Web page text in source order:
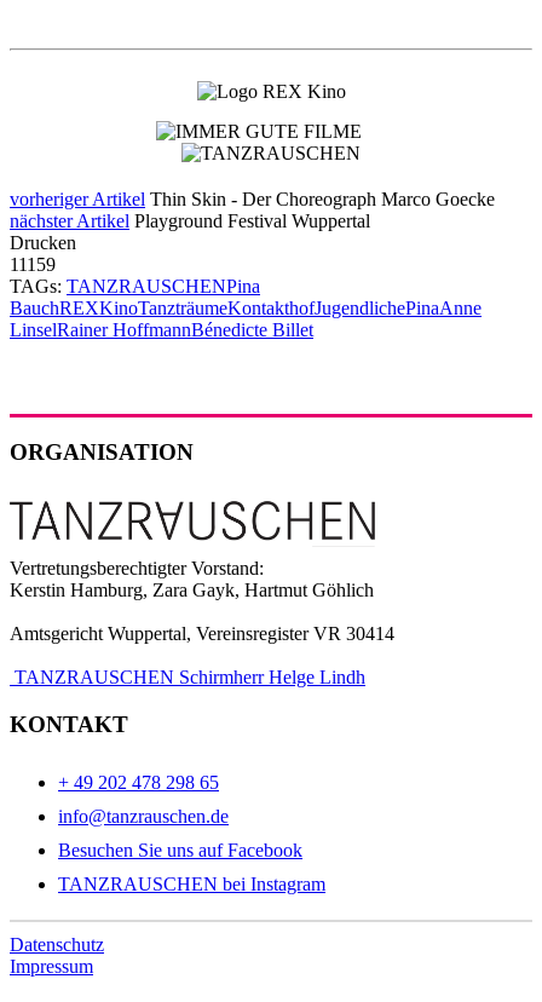
vorheriger Artikel Thin Skin - Der Choreograph Marco Goecke
nächster Artikel Playground Festival Wuppertal
Drucken
11159
TAGs: TANZRAUSCHENPina
BauchREXKinoTanzträumeKontakthofJugendlichePinaAnne
LinselRainer HoffmannBénedicte Billet
ORGANISATION
Vertretungsberechtigter Vorstand:
Kerstin Hamburg, Zara Gayk, Hartmut Göhlich
Amtsgericht Wuppertal, Vereinsregister VR 30414
TANZRAUSCHEN Schirmherr Helge Lindh
KONTAKT
+ 49 202 478 298 65
info@tanzrauschen.de
Besuchen Sie uns auf Facebook
TANZRAUSCHEN bei Instagram
Datenschutz
Impressum